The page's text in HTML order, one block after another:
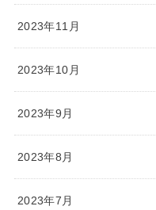
2023年11月
2023年10月
2023年9月
2023年8月
2023年7月